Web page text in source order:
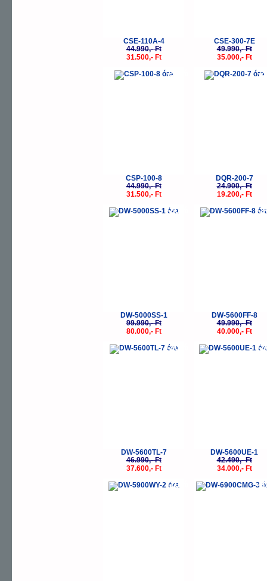
CSE-110A-4
44.990,- Ft
31.500,- Ft
CSE-300-7E
49.990,- Ft
35.000,- Ft
-30%
CSP-100-8
44.990,- Ft
31.500,- Ft
-
DQR-200-7
24.900,- Ft
19.200,- Ft
-20%
DW-5000SS-1
99.990,- Ft
80.000,- Ft
-
DW-5600FF-8
49.990,- Ft
40.000,- Ft
-20%
DW-5600TL-7
46.990,- Ft
37.600,- Ft
-
DW-5600UE-1
42.490,- Ft
34.000,- Ft
-20% -